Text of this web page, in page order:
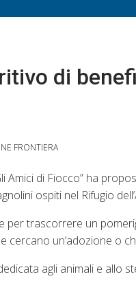
di
FRONTIERA
Amici di Fiocco” ha
ospiti nel Rifugio
per trascorrere un
cercano un’adozione o
agli animali e